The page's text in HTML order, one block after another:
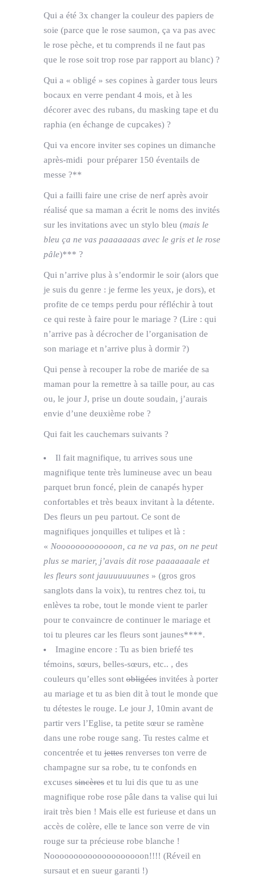
Qui a été 3x changer la couleur des papiers de
soie (parce que le rose saumon, ça va pas avec
le rose pèche, et tu comprends il ne faut pas
que le rose soit trop rose par rapport au blanc) ?
Qui a « obligé » ses copines à garder tous leurs
bocaux en verre pendant 4 mois, et à les
décorer avec des rubans, du masking tape et du
raphia (en échange de cupcakes) ?
Qui va encore inviter ses copines un dimanche
après-midi pour préparer 150 éventails de
messe ?**
Qui a failli faire une crise de nerf après avoir
réalisé que sa maman a écrit le noms des invités
sur les invitations avec un stylo bleu (mais le
bleu ça ne vas paaaaaaas avec le gris et le rose
pâle)*** ?
Qui n’arrive plus à s’endormir le soir (alors que
je suis du genre : je ferme les yeux, je dors), et
profite de ce temps perdu pour réfléchir à tout
ce qui reste à faire pour le mariage ? (Lire : qui
n’arrive pas à décrocher de l’organisation de
son mariage et n’arrive plus à dormir ?)
Qui pense à recouper la robe de mariée de sa
maman pour la remettre à sa taille pour, au cas
ou, le jour J, prise un doute soudain, j’aurais
envie d’une deuxième robe ?
Qui fait les cauchemars suivants ?
Il fait magnifique, tu arrives sous une
magnifique tente très lumineuse avec un beau
parquet brun foncé, plein de canapés hyper
confortables et très beaux invitant à la détente.
Des fleurs un peu partout. Ce sont de
magnifiques jonquilles et tulipes et là :
« Nooooooooooooon, ca ne va pas, on ne peut
plus se marier, j’avais dit rose paaaaaaale et
les fleurs sont jauuuuuuunes » (gros gros
sanglots dans la voix), tu rentres chez toi, tu
enlèves ta robe, tout le monde vient te parler
pour te convaincre de continuer le mariage et
toi tu pleures car les fleurs sont jaunes****.
Imagine encore : Tu as bien briefé tes
témoins, sœurs, belles-sœurs, etc.. , des
couleurs qu’elles sont obligées invitées à porter
au mariage et tu as bien dit à tout le monde que
tu détestes le rouge. Le jour J, 10min avant de
partir vers l’Eglise, ta petite sœur se ramène
dans une robe rouge sang. Tu restes calme et
concentrée et tu jettes renverses ton verre de
champagne sur sa robe, tu te confonds en
excuses sincères et tu lui dis que tu as une
magnifique robe rose pâle dans ta valise qui lui
irait très bien ! Mais elle est furieuse et dans un
accès de colère, elle te lance son verre de vin
rouge sur ta précieuse robe blanche !
Noooooooooooooooooooon!!!! (Réveil en
sursaut et en sueur garanti !)